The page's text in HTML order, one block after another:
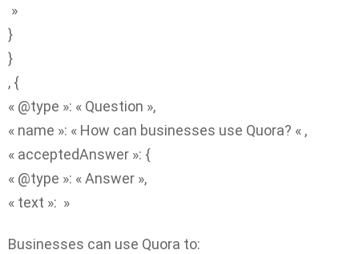
»
}
}
, {
« @type »: « Question »,
« name »: « How can businesses use Quora? « ,
« acceptedAnswer »: {
« @type »: « Answer »,
« text »: »
Businesses can use Quora to: